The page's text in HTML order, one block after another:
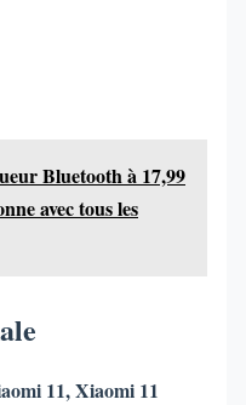
Bluetooth à 17,99
avec tous les
11, Xiaomi 11